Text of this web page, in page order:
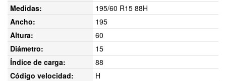
Medidas:
195/60 R15 88H
Ancho:
195
Altura:
60
Diámetro:
15
Índice de carga:
88
Código velocidad:
H